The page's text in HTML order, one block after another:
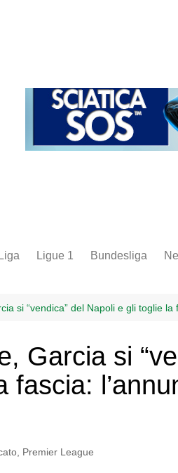
Ligue 1 Bundesliga
si “vendica” del Napoli e gli toglie
Garcia si
Premier League